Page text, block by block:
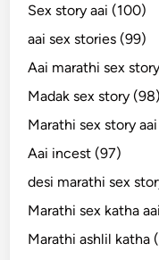
Sex story aai (100)
aai sex stories (99)
Aai marathi sex
Madak sex story (98)
Marathi sex story
Aai incest (97)
desi marathi sex
Marathi sex katha
Marathi ashlil katha